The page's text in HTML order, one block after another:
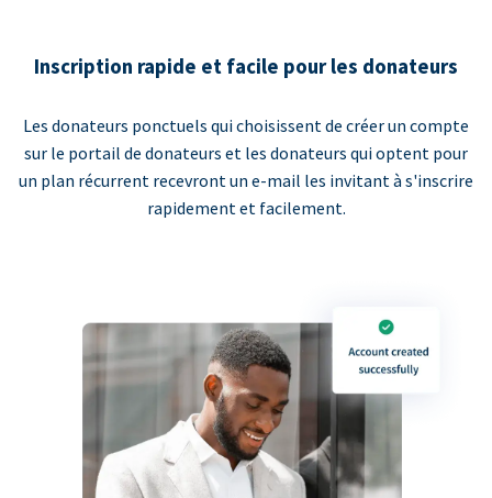
Inscription rapide et facile pour les donateurs
Les donateurs ponctuels qui choisissent de créer un compte
sur le portail de donateurs et les donateurs qui optent pour
un plan récurrent recevront un e-mail les invitant à s'inscrire
rapidement et facilement.